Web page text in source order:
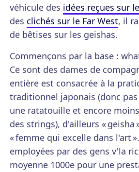
véhicule des idées reçues sur
des clichés sur le Far West, il
de bêtises sur les geishas.
Commençons par la base :
Ce sont des dames de
entière est consacrée à la
traditionnel japonais (donc
une ratatouille et encore
des strings), d'ailleurs « geisha
« femme qui excelle dans l'art
employées par des gens v'la
moyenne 1000e pour une